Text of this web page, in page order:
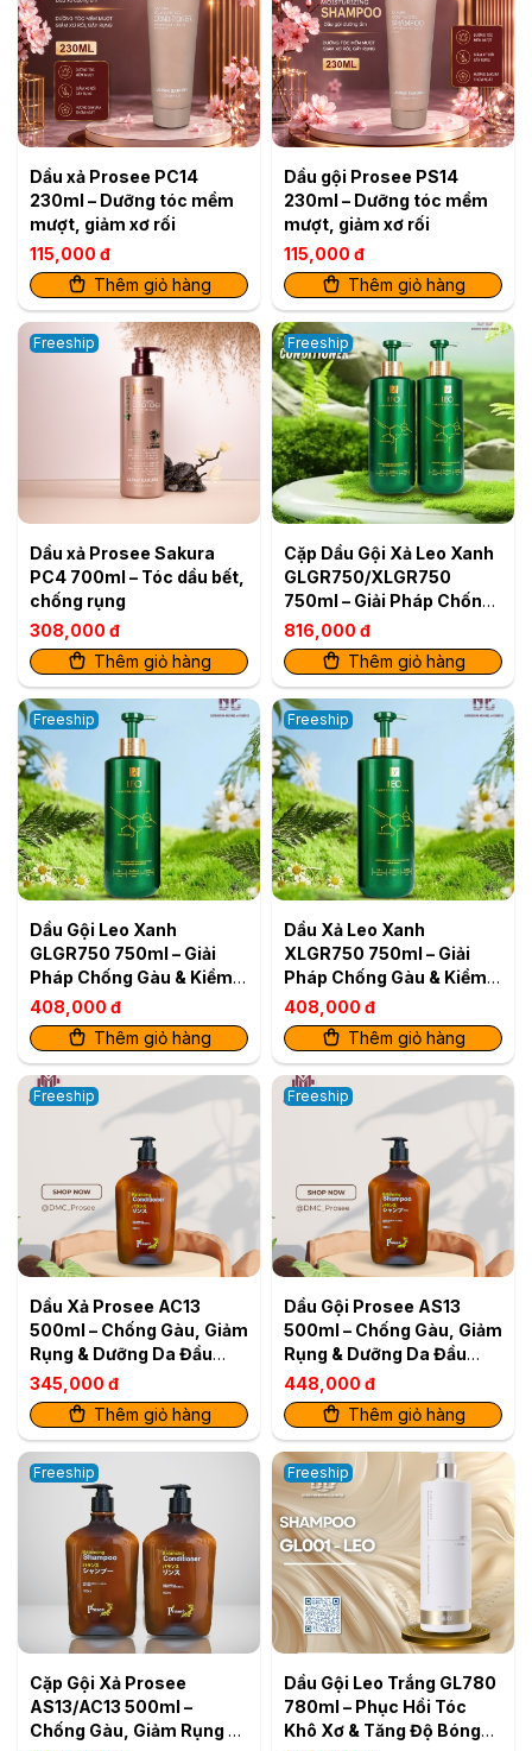
Dầu xả Prosee PC14
230ml – Dưỡng tóc mềm
mượt, giảm xơ rối
115,000 đ
Thêm giỏ hàng
Dầu gội Prosee PS14
230ml – Dưỡng tóc mềm
mượt, giảm xơ rối
115,000 đ
Thêm giỏ hàng
Freeship
Dầu xả Prosee Sakura
PC4 700ml – Tóc dầu bết,
chống rụng
308,000 đ
Thêm giỏ hàng
Freeship
Cặp Dầu Gội Xả Leo Xanh
GLGR750/XLGR750
750ml – Giải Pháp Chống
Gàu & Kiềm Dầu Hiệu Quả
816,000 đ
Thêm giỏ hàng
Freeship
Dầu Gội Leo Xanh
GLGR750 750ml – Giải
Pháp Chống Gàu & Kiềm
Dầu Hiệu Quả
408,000 đ
Thêm giỏ hàng
Freeship
Dầu Xả Leo Xanh
XLGR750 750ml – Giải
Pháp Chống Gàu & Kiềm
Dầu Hiệu Quả
408,000 đ
Thêm giỏ hàng
Freeship
Dầu Xả Prosee AC13
500ml – Chống Gàu, Giảm
Rụng & Dưỡng Da Đầu
Khỏe
345,000 đ
Thêm giỏ hàng
Freeship
Dầu Gội Prosee AS13
500ml – Chống Gàu, Giảm
Rụng & Dưỡng Da Đầu
Khỏe
448,000 đ
Thêm giỏ hàng
Freeship
Cặp Gội Xả Prosee
AS13/AC13 500ml –
Chống Gàu, Giảm Rụng &
Freeship
Dầu Gội Leo Trắng GL780
780ml – Phục Hồi Tóc
Khô Xơ & Tăng Độ Bóng